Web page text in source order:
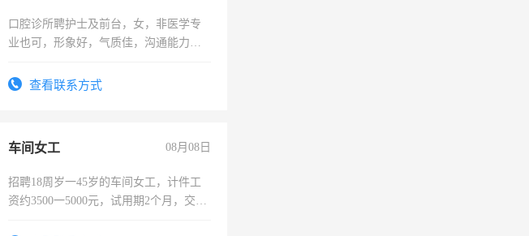
口腔诊所聘护士及前台，女，非医学专
业也可，形象好，气质佳，沟通能力
查看联系方式
车间女工 08月08日
招聘18周岁一45岁的车间女工，计件工
资约3500一5000元，试用期2个月，交五